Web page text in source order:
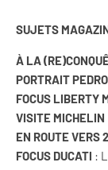
SUJETS
À LA
PORTRAIT
FOCUS LIBERTY
VISITE MICHELIN
EN ROUTE VERS
FOCUS DUCATI :